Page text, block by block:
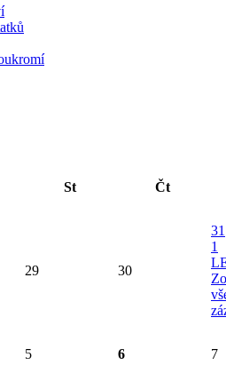
St Čt
29 30
31
1
5 6
7